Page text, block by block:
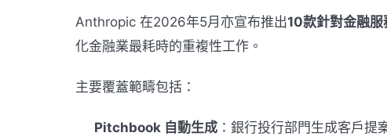
Anthropic 在2026年5月亦宣布推出10款針對金融
化金融業最耗時的重複性工作。
主要覆蓋範疇包括：
Pitchbook 自動生成 ：銀行投行部門生成客戶